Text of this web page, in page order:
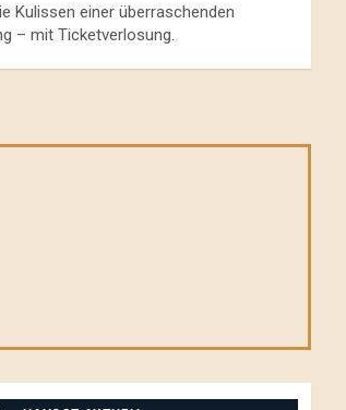
Kulissen einer überraschenden
– mit Ticketverlosung.